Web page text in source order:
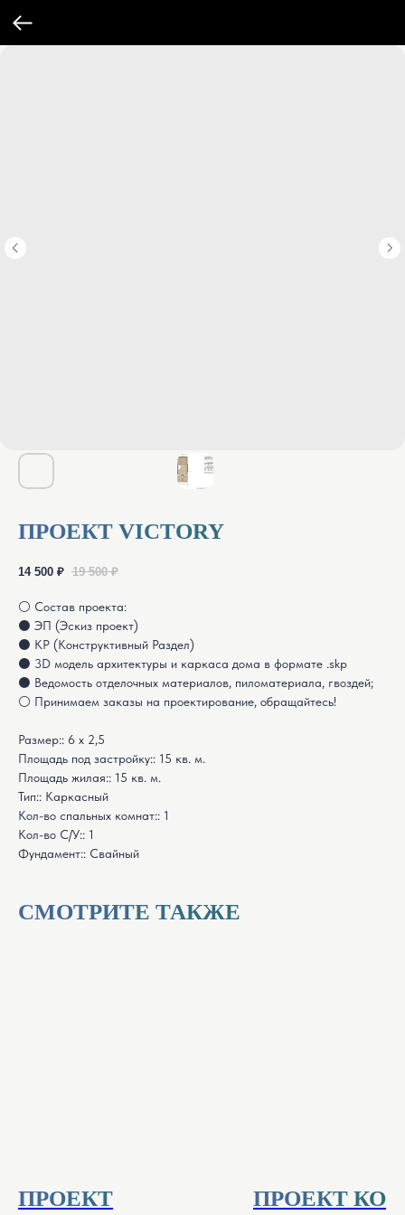
ПРОЕКТ VICTORY
14 500 ₽ 19 500 ₽
⚪ Состав проекта:
⚫ ЭП (Эскиз проект)
⚫ КР (Конструктивный Раздел)
⚫ 3D модель архитектуры и каркаса дома в формате .skp
⚫ Ведомость отделочных материалов, пиломатериала, гвоздей;
⚪ Принимаем заказы на проектирование, обращайтесь!
Размер:: 6 х 2,5
Площадь под застройку:: 15 кв. м.
Площадь жилая:: 15 кв. м.
Тип:: Каркасный
Кол-во спальных комнат:: 1
Кол-во С/У:: 1
Фундамент:: Свайный
СМОТРИТЕ ТАКЖЕ
ПРОЕКТ ПРОЕКТ КО